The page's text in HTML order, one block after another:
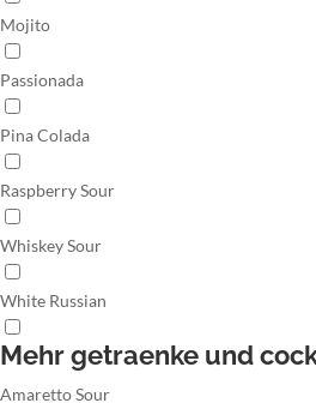
Mojito
Passionada
Pina Colada
Raspberry Sour
Whiskey Sour
White Russian
Mehr getraenke und
Amaretto Sour